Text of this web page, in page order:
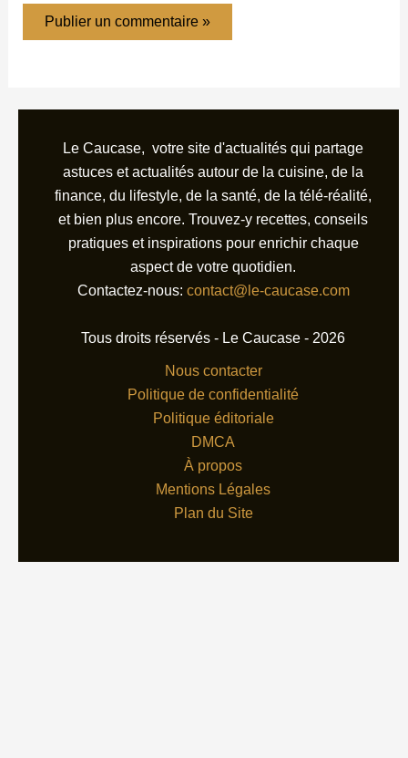
Le Caucase, votre site d'actualités qui partage
astuces et actualités autour de la cuisine, de la
finance, du lifestyle, de la santé, de la télé-réalité,
et bien plus encore. Trouvez-y recettes, conseils
pratiques et inspirations pour enrichir chaque
aspect de votre quotidien.
Contactez-nous: contact@le-caucase.com
Tous droits réservés - Le Caucase - 2026
Nous contacter
Politique de confidentialité
Politique éditoriale
DMCA
À propos
Mentions Légales
Plan du Site